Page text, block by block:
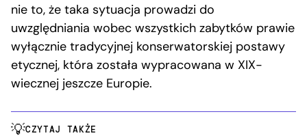
nie to, że taka sytuacja prowadzi do
uwzględniania wobec wszystkich zabytków prawie
wyłącznie tradycyjnej konserwatorskiej postawy
etycznej, która została wypracowana w XIX-
wiecznej jeszcze Europie.
CZYTAJ TAKŻE